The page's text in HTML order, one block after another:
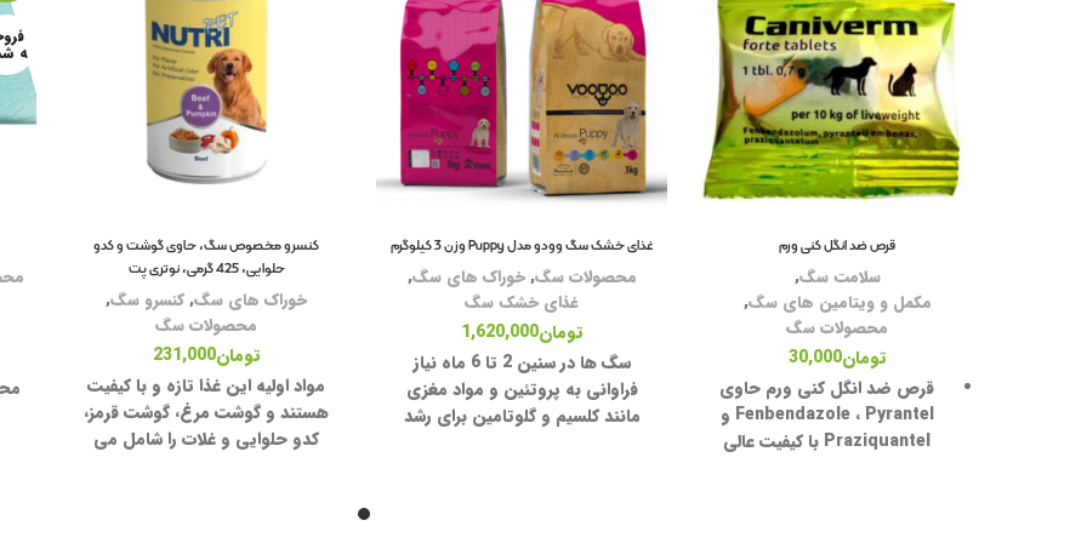
قرص ضد انگل کنی ورم
سلامت سگ,
مکمل و ویتامین های سگ,
محصولات سگ
تومان30,000
قرص ضد انگل کنی ورم حاوی
Fenbendazole ، Pyrantel و
Praziquantel با کیفیت عالی
غذای خشک سگ وودو مدل Puppy وزن 3 کیلوگرم
محصولات سگ,خوراک های سگ,
غذای خشک سگ
تومان1,620,000
سگ ها در سنین 2 تا 6 ماه نیاز
فراوانی به پروتئین و مواد مغزی
مانند کلسیم و گلوتامین برای رشد
کنسرو مخصوص سگ، حاوی گوشت و کدو
حلوایی، 425 گرمی، نوتری پت
خوراک های سگ,کنسرو سگ,
محصولات سگ
تومان231,000
مواد اولیه این غذا تازه و با کیفیت
هستند و گوشت مرغ، گوشت قرمز،
کدو حلوایی و غلات را شامل می
ه